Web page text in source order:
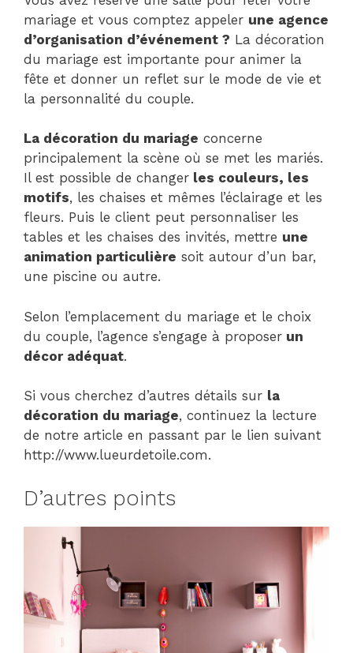
mariage et vous comptez appeler une agence
d’organisation d’événement ? La décoration
du mariage est importante pour animer la
fête et donner un reflet sur le mode de vie et
la personnalité du couple.
La décoration du mariage concerne
principalement la scène où se met les mariés.
Il est possible de changer les couleurs, les
motifs, les chaises et mêmes l’éclairage et les
fleurs. Puis le client peut personnaliser les
tables et les chaises des invités, mettre une
animation particulière soit autour d’un bar,
une piscine ou autre.
Selon l’emplacement du mariage et le choix
du couple, l’agence s’engage à proposer un
décor adéquat.
Si vous cherchez d’autres détails sur la
décoration du mariage, continuez la lecture
de notre article en passant par le lien suivant
http://www.lueurdetoile.com.
D’autres points